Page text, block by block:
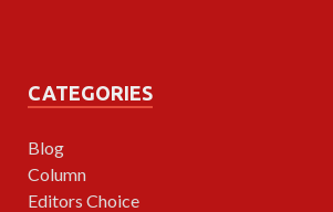
CATEGORIES
Blog
Column
Editors Choice